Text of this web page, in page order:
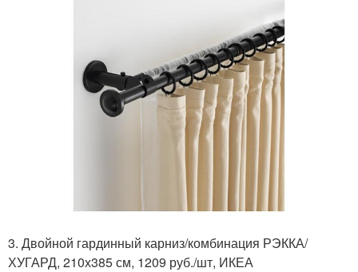
3. Двойной гардинный карниз/комбинация РЭККА/
ХУГАРД, 210х385 см, 1209 руб./шт, ИКЕА